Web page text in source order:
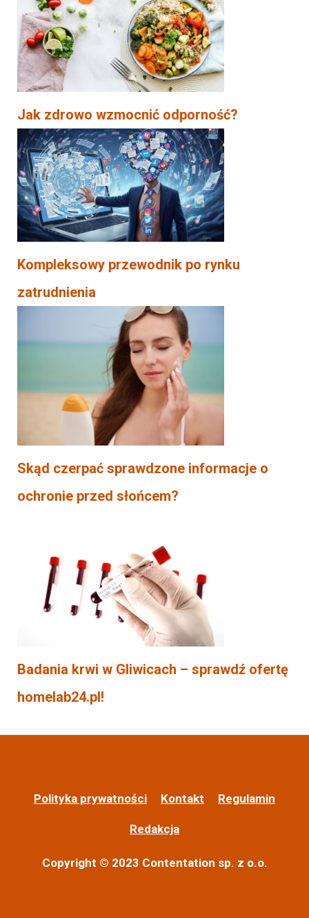
Jak zdrowo wzmocnić odporność?
Kompleksowy przewodnik po rynku
zatrudnienia
Skąd czerpać sprawdzone informacje o
ochronie przed słońcem?
Badania krwi w Gliwicach – sprawdź ofertę
homelab24.pl!
Polityka prywatności Kontakt Regulamin
Redakcja
Copyright © 2023 Contentation sp. z o.o.